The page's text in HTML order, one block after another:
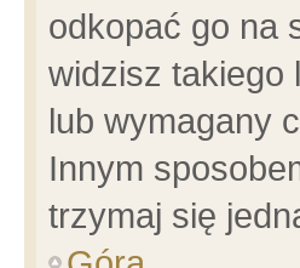
odkopać go na
widzisz takiego
lub wymagany
Innym
trzymaj się